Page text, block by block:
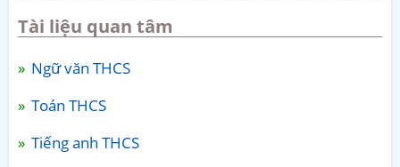
Tài liệu quan tâm
Ngữ văn THCS
Toán THCS
Tiếng anh THCS